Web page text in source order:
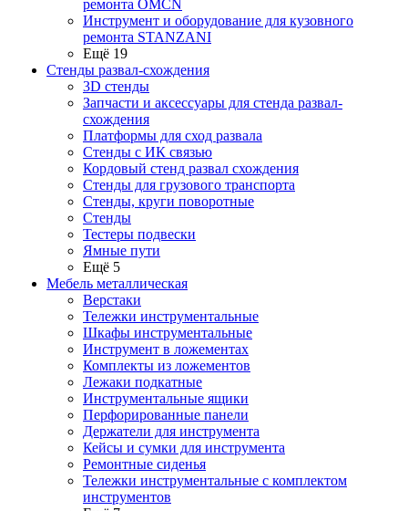
ремонта OMCN
Инструмент и оборудование для кузовного
ремонта STANZANI
Ещё 19
Стенды развал-схождения
3D стенды
Запчасти и аксессуары для стенда развал-
схождения
Платформы для сход развала
Стенды с ИК связью
Кордовый стенд развал схождения
Стенды для грузового транспорта
Стенды, круги поворотные
Стенды
Тестеры подвески
Ямные пути
Ещё 5
Мебель металлическая
Верстаки
Тележки инструментальные
Шкафы инструментальные
Инструмент в ложементах
Комплекты из ложементов
Лежаки подкатные
Инструментальные ящики
Перфорированные панели
Держатели для инструмента
Кейсы и сумки для инструмента
Ремонтные сиденья
Тележки инструментальные с комплектом
инструментов